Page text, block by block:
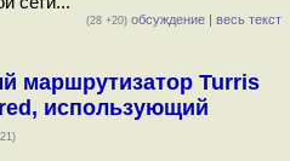
(28 +20) обсуждение | весь текст
маршрутизатор Turris
использующий